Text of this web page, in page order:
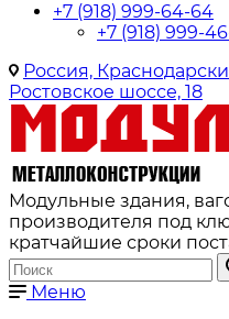
+7 (918) 999-64-64
+7 (918) 999-
Россия,
Ростовское шоссе, 18
Модульные здания,
производителя под
кратчайшие сроки
Меню